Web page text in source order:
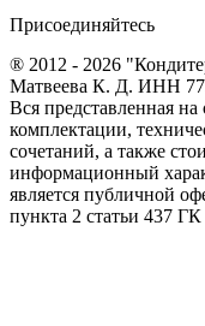
Присоединяйтесь
® 2012 - 2026
Матвеева К. Д. ИНН
Вся представленная
комплектации,
сочетаний, а также
информационный
является публичной
пункта 2 статьи 437